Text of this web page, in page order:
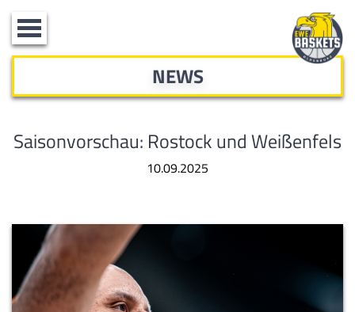
Toggle
navigation
NEWS
Saisonvorschau: Rostock und Weißenfels
10.09.2025